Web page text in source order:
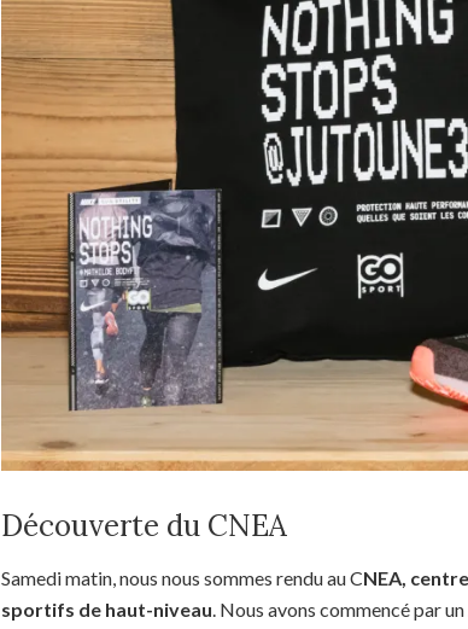
Découverte du CNEA
Samedi matin, nous nous sommes rendu au CNEA,
sportifs de haut-niveau. Nous avons commencé par un